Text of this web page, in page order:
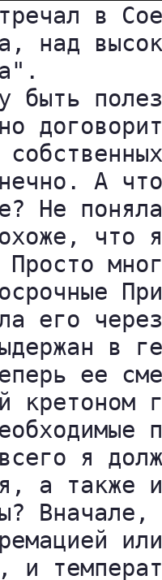
в
над
быть
А
Не
что
Просто
его
в
ее
я
а также
и